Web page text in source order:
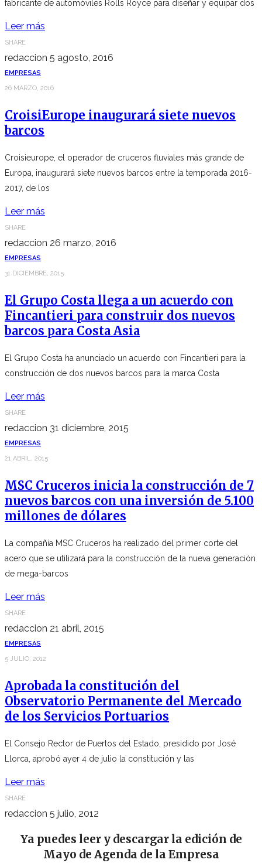
fabricante de automóviles Rolls Royce para diseñar y equipar dos
Leer más
SHARE
redaccion 5 agosto, 2016
EMPRESAS
26 MARZO, 2016
CroisiEurope inaugurará siete nuevos
barcos
Croisieurope, el operador de cruceros fluviales más grande de
Europa, inaugurará siete nuevos barcos entre la temporada 2016-
2017, de los
Leer más
SHARE
redaccion 26 marzo, 2016
EMPRESAS
31 DICIEMBRE, 2015
El Grupo Costa llega a un acuerdo con
Fincantieri para construir dos nuevos
barcos para Costa Asia
El Grupo Costa ha anunciado un acuerdo con Fincantieri para la
construcción de dos nuevos barcos para la marca Costa
Leer más
SHARE
redaccion 31 diciembre, 2015
EMPRESAS
21 ABRIL, 2015
MSC Cruceros inicia la construcción de 7
nuevos barcos con una inversión de 5.100
millones de dólares
La compañía MSC Cruceros ha realizado del primer corte del
acero que se utilizará para la construcción de la nueva generación
de mega-barcos
Leer más
SHARE
redaccion 21 abril, 2015
EMPRESAS
5 JULIO, 2012
Aprobada la constitución del
Observatorio Permanente del Mercado
de los Servicios Portuarios
El Consejo Rector de Puertos del Estado, presidido por José
Llorca, aprobó ayer 4 de julio la constitución y las
Leer más
SHARE
redaccion 5 julio, 2012
Ya puedes leer y descargar la edición de
Mayo de Agenda de la Empresa